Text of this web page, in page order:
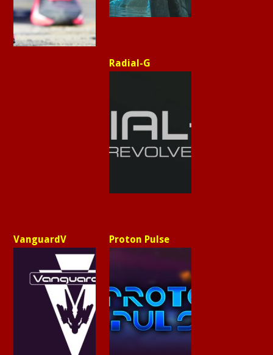
Radial-G
VanguardV Proton Pulse